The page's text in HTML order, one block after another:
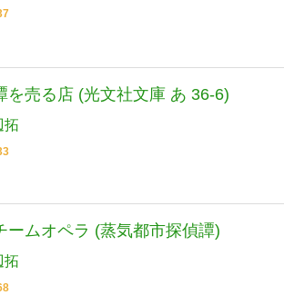
を売る店 (光文社文庫 あ 36-6)
拓
ームオペラ (蒸気都市探偵譚)
拓